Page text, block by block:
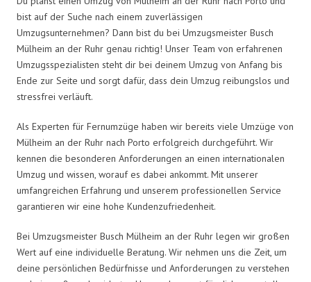
bist auf der Suche nach einem zuverlässigen
Umzugsunternehmen? Dann bist du bei Umzugsmeister Busch
Mülheim an der Ruhr genau richtig! Unser Team von erfahrenen
Umzugsspezialisten steht dir bei deinem Umzug von Anfang bis
Ende zur Seite und sorgt dafür, dass dein Umzug reibungslos und
stressfrei verläuft.
Als Experten für Fernumzüge haben wir bereits viele Umzüge von
Mülheim an der Ruhr nach Porto erfolgreich durchgeführt. Wir
kennen die besonderen Anforderungen an einen internationalen
Umzug und wissen, worauf es dabei ankommt. Mit unserer
umfangreichen Erfahrung und unserem professionellen Service
garantieren wir eine hohe Kundenzufriedenheit.
Bei Umzugsmeister Busch Mülheim an der Ruhr legen wir großen
Wert auf eine individuelle Beratung. Wir nehmen uns die Zeit, um
deine persönlichen Bedürfnisse und Anforderungen zu verstehen